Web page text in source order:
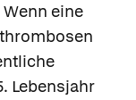
Wenn eine
Lebensjahr